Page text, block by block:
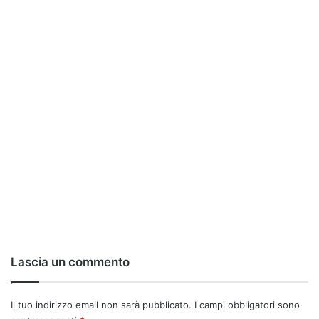
Lascia un commento
Il tuo indirizzo email non sarà pubblicato. I campi obbligatori sono